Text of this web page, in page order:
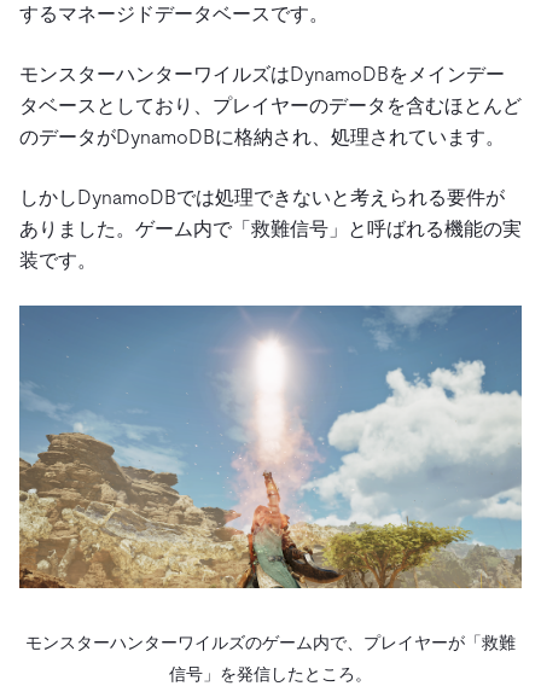
するマネージドデータベースです。
モンスターハンターワイルズはDynamoDBをメインデー
タベースとしており、プレイヤーのデータを含むほとんど
のデータがDynamoDBに格納され、処理されています。
しかしDynamoDBでは処理できないと考えられる要件が
ありました。ゲーム内で「救難信号」と呼ばれる機能の実
装です。
モンスターハンターワイルズのゲーム内で、プレイヤーが「救難
信号」を発信したところ。